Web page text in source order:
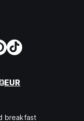
EUR
breakfast